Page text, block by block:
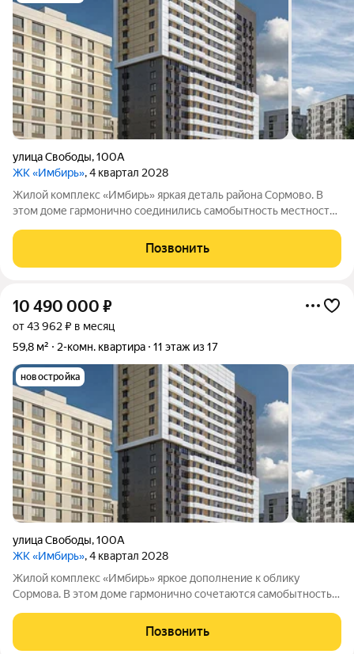
улица Свободы,100А
ЖК «Имбирь», 4 квартал 2028
Жилой комплекс «Имбирь» яркая деталь района Сормово. В
этом доме гармонично соединились самобытность местности,
необходимое находится поблизости: транспортные маршруты,
магазины, образовательные
Позвонить
10 490 000 ₽
от 43 962 ₽ в месяц
59,8 м²
2-комн. квартира 11 этаж из 17
новостройка
улица Свободы,100А
ЖК «Имбирь», 4 квартал 2028
Жилой комплекс «Имбирь» яркое дополнение к облику
Сормова. В этом доме гармонично сочетаются самобытность
комфорта. Всё необходимое находится в шаговой
доступности: транспортные маршруты,
Позвонить